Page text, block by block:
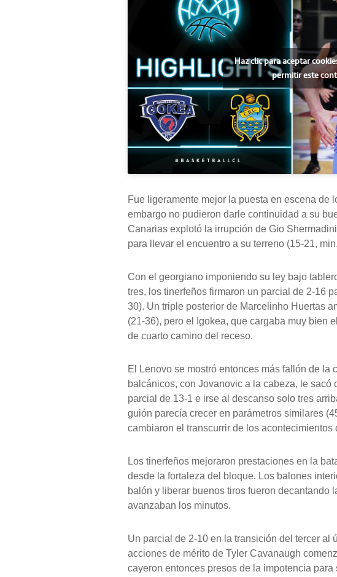
Haz clic para aceptar
permitir este
Fue ligeramente mejor la puesta en escena de
embargo no pudieron darle continuidad a su
Canarias explotó la irrupción de Gio
para llevar el encuentro a su terreno (15-21,
Con el georgiano imponiendo su ley bajo
tres, los tinerfeños firmaron un parcial de 2-16
30). Un triple posterior de Marcelinho Huertas
(21-36), pero el Igokea, que cargaba muy bien
de cuarto camino del receso.
El Lenovo se mostró entonces más fallón de la
balcánicos, con Jovanovic a la cabeza, le sacó
parcial de 13-1 e irse al descanso solo tres
guión parecía crecer en parámetros similares
cambiaron el transcurrir de los acontecimientos
Los tinerfeños mejoraron prestaciones en la
desde la fortaleza del bloque. Los balones
balón y liberar buenos tiros fueron decantando
avanzaban los minutos.
Un parcial de 2-10 en la transición del tercer al
acciones de mérito de Tyler Cavanaugh
cayeron entonces presos de la impotencia